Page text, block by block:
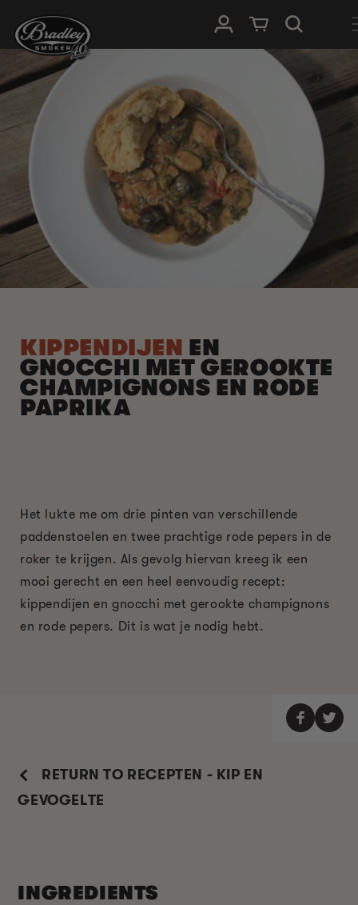
NAAR DE
CONTENT
InloggenWinkelwagen
KIPPENDIJEN EN
GNOCCHI MET GEROOKTE
CHAMPIGNONS EN RODE
PAPRIKA
Het lukte me om drie pinten van verschillende
paddenstoelen en twee prachtige rode pepers in de
roker te krijgen. Als gevolg hiervan kreeg ik een
mooi gerecht en een heel eenvoudig recept:
kippendijen en gnocchi met gerookte champignons
en rode pepers. Dit is wat je nodig hebt.
RETURN TO RECEPTEN - KIP EN
GEVOGELTE
INGREDIENTS